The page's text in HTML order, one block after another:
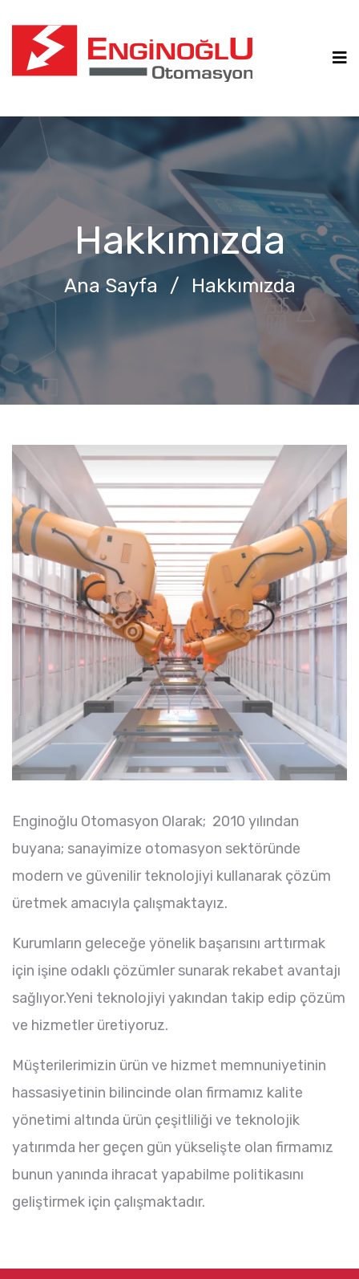
Hakkımızda
Ana Sayfa / Hakkımızda
Enginoğlu Otomasyon Olarak; 2010 yılından
buyana; sanayimize otomasyon sektöründe
modern ve güvenilir teknolojiyi kullanarak çözüm
üretmek amacıyla çalışmaktayız.
Kurumların geleceğe yönelik başarısını arttırmak
için işine odaklı çözümler sunarak rekabet avantajı
sağlıyor.Yeni teknolojiyi yakından takip edip çözüm
ve hizmetler üretiyoruz.
Müşterilerimizin ürün ve hizmet memnuniyetinin
hassasiyetinin bilincinde olan firmamız kalite
yönetimi altında ürün çeşitliliği ve teknolojik
yatırımda her geçen gün yükselişte olan firmamız
bunun yanında ihracat yapabilme politikasını
geliştirmek için çalışmaktadır.